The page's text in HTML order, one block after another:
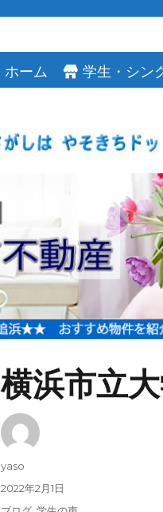
ホーム 学生・シン
横浜市立
投
稿
yaso
投
稿
2022年2月1日